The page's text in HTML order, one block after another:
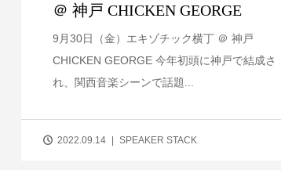
＠ 神戸 CHICKEN GEORGE
9月30日（金）エキゾチック横丁 ＠ 神戸
CHICKEN GEORGE 今年初頭に神戸で結成さ
れ、関西音楽シーンで話題...
2022.09.14 SPEAKER STACK